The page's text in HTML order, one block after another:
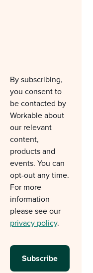
By subscribing,
you consent to
be contacted by
Workable about
our relevant
content,
products and
events. You can
opt-out any time.
For more
information
please see our
privacy policy.